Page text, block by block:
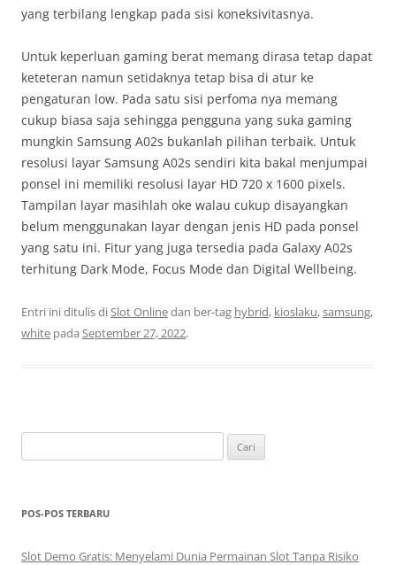
yang terbilang lengkap pada sisi koneksivitasnya.
Untuk keperluan gaming berat memang dirasa tetap dapat
keteteran namun setidaknya tetap bisa di atur ke
pengaturan low. Pada satu sisi perfoma nya memang
cukup biasa saja sehingga pengguna yang suka gaming
mungkin Samsung A02s bukanlah pilihan terbaik. Untuk
resolusi layar Samsung A02s sendiri kita bakal menjumpai
ponsel ini memiliki resolusi layar HD 720 x 1600 pixels.
Tampilan layar masihlah oke walau cukup disayangkan
belum menggunakan layar dengan jenis HD pada ponsel
yang satu ini. Fitur yang juga tersedia pada Galaxy A02s
terhitung Dark Mode, Focus Mode dan Digital Wellbeing.
Entri ini ditulis diSlot Onlinedan ber-tag hybrid, kioslaku,samsung,
white pada September 27, 2022.
untuk:
POS-POS TERBARU
Slot Demo Gratis: Menyelami Dunia Permainan Slot Tanpa Risiko